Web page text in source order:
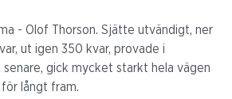
- Olof Thorson. Sjätte utvändigt, ner
ut igen 350 kvar, provade i
gick mycket starkt hela vägen
långt fram.